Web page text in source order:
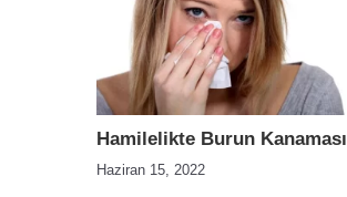
Hamilelikte Burun Kanaması
Haziran 15, 2022